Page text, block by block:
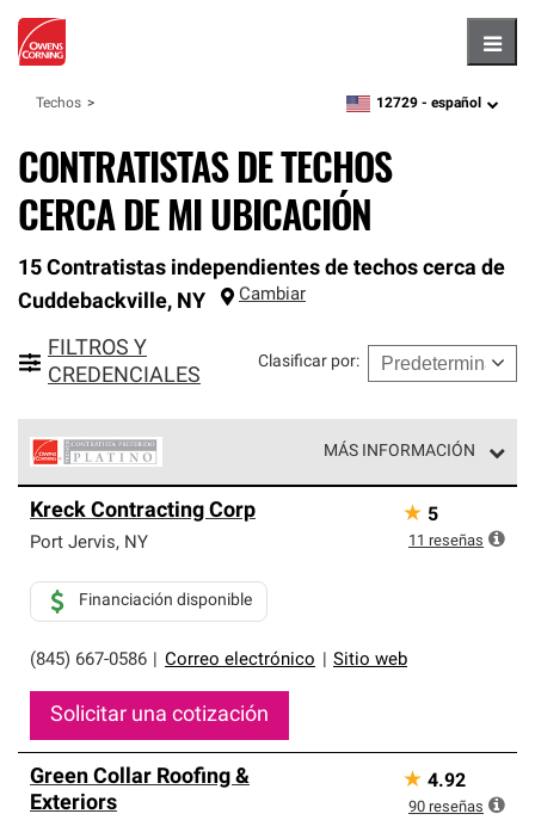
Techos zipcode,language
12729 - español
CONTRATISTAS DE TECHOS
CERCA DE MI UBICACIÓN
15 Contratistas independientes de techos cerca de
Cuddebackville, NY Cambiar
FILTROS Y
CREDENCIALES
Clasificar por:
MÁS INFORMACIÓN
Corning constituyen el nivel superior de nuestra red
exclusiva y cumplen con estándares estrictos de
Solo ellos pueden ofrecer nuestra mejor garantía de
sistemas de techos.
Kreck Contracting Corp
Port Jervis, NY
(845) 667-0586 Correo electrónico Sitio web
Financiación disponible
Solicitar una cotización
★ 5
11 reseñas
Green Collar Roofing &
Exteriors
★ 4.92
90 reseñas